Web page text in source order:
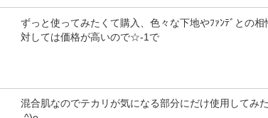
ずっと使ってみたくて購入、色々な下地やﾌｧﾝﾃﾞとの
対しては価格が高いので☆-1で
混合肌なのでテカリが気になる部分にだけ使用してみ